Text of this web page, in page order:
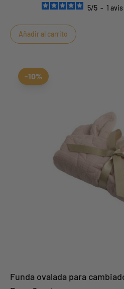
5/5 - 1 avis
Añadir al carrito
-10%
Funda ovalada para